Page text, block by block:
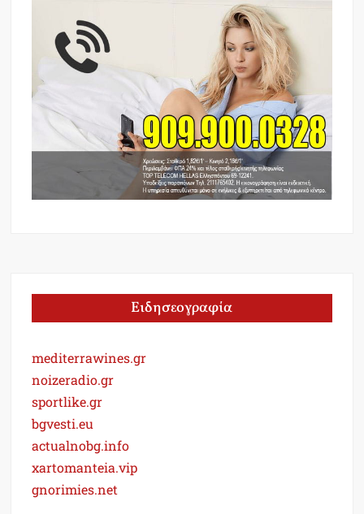
Ειδησεογραφία
mediterrawines.gr
noizeradio.gr
sportlike.gr
bgvesti.eu
actualnobg.info
xartomanteia.vip
gnorimies.net